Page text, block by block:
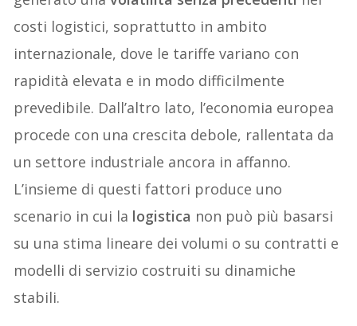
costi logistici, soprattutto in ambito
internazionale, dove le tariffe variano con
rapidità elevata e in modo difficilmente
prevedibile. Dall’altro lato, l’economia europea
procede con una crescita debole, rallentata da
un settore industriale ancora in affanno.
L’insieme di questi fattori produce uno
scenario in cui la logistica non può più basarsi
su una stima lineare dei volumi o su contratti e
modelli di servizio costruiti su dinamiche
stabili.